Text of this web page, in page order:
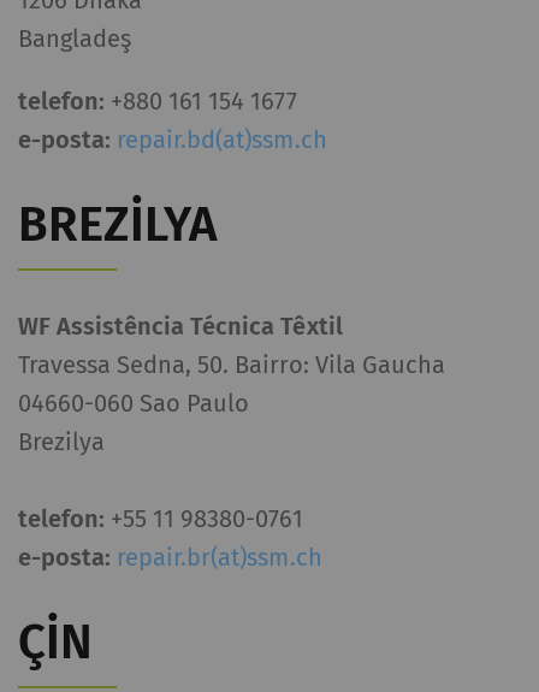
Bangladeş
telefon: +880 161 154 1677
e-posta: repair.bd(at)ssm.ch
BREZILYA
WF Assistência Técnica Têxtil
Travessa Sedna, 50. Bairro: Vila Gaucha
04660-060 Sao Paulo
Brezilya
telefon: +55 11 98380-0761
e-posta: repair.br(at)ssm.ch
ÇIN